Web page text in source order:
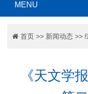
MENU
首页 >> 新闻动态 >>
《天文学